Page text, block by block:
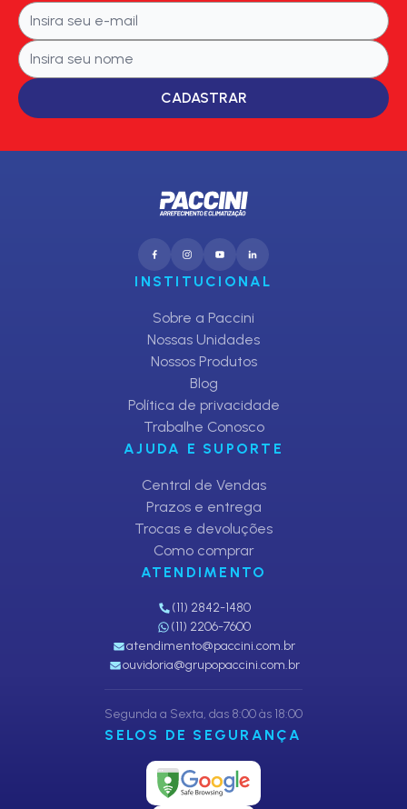
CADASTRAR
INSTITUCIONAL
Sobre a Paccini
Nossas Unidades
Nossos Produtos
Blog
Política de privacidade
Trabalhe Conosco
AJUDA E SUPORTE
Central de Vendas
Prazos e entrega
Trocas e devoluções
Como comprar
ATENDIMENTO
(11) 2842-1480
(11) 2206-7600
atendimento@paccini.com.br
ouvidoria@grupopaccini.com.br
Segunda a Sexta, das 8:00 às 18:00
SELOS DE SEGURANÇA